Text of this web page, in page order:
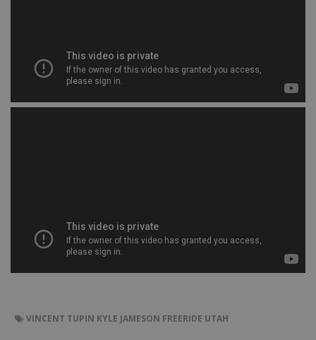
VINCENT TUPIN KYLE JAMESON FREERIDE UTAH